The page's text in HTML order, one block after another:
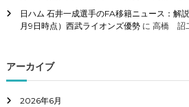
日ハム 石井一成選手のFA移籍ニュース：解
月9日時点）西武ライオンズ優勢に 高橋 詔
アーカイブ
2026年6月